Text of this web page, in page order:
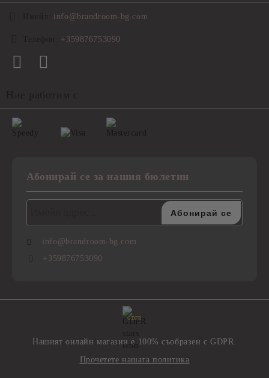
info@brandroom-bg.com
+359876753090
Абонирай се за нашия бюлетин
info@brandroom-bg.com
+359876753090
GDPR
Нашият онлайн магазин е 100% съобразен с GDPR.
Прочетете нашата политика